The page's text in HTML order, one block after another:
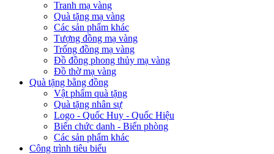
Tranh mạ vàng
Quà tặng mạ vàng
Các sản phẩm khác
Tượng đồng mạ vàng
Trống đồng mạ vàng
Đồ đồng phong thủy mạ vàng
Đồ thờ mạ vàng
Quà tặng bằng đồng
Vật phẩm quà tặng
Quà tặng nhân sự
Logo - Quốc Huy - Quốc Hiệu
Biển chức danh - Biển phòng
Các sản phẩm khác
Công trình tiêu biểu